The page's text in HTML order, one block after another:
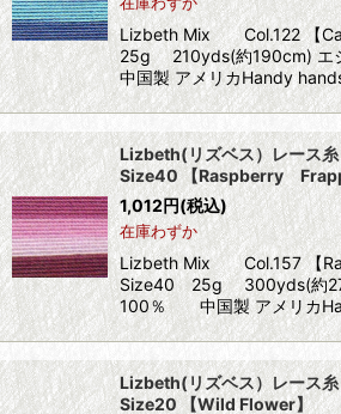
Lizbeth Mix Col.122 【
25g 210yds(約190cm)
中国製 アメリカHandy
Lizbeth(リズベス）レース
Size40 【Raspberry
1,012円(税込)
在庫わずか
Lizbeth Mix Col.157 【
Size40 25g 300yds(約
100％ 中国製 アメリカ
Lizbeth(リズベス）レース
Size20 【Wild Flower】